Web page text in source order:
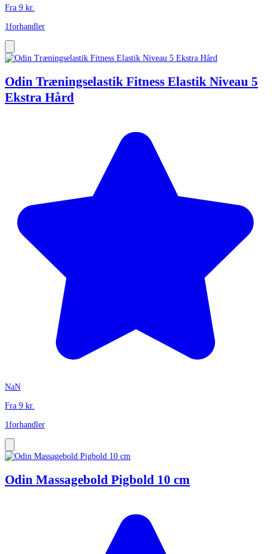
Fra 9 kr.
1forhandler
Odin Træningselastik Fitness Elastik Niveau 5
Ekstra Hård
NaN
Fra 9 kr.
1 forhandler
Odin Massagebold Pigbold 10 cm